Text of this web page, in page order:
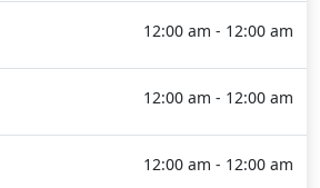
12:00 am - 12:00 am
12:00 am - 12:00 am
12:00 am - 12:00 am